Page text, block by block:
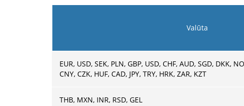
Valūta
EUR, USD, SEK, PLN, GBP, USD, CHF, AUD, SGD, DKK,
CNY, CZK, HUF, CAD, JPY, TRY, HRK, ZAR, KZT
THB, MXN, INR, RSD, GEL